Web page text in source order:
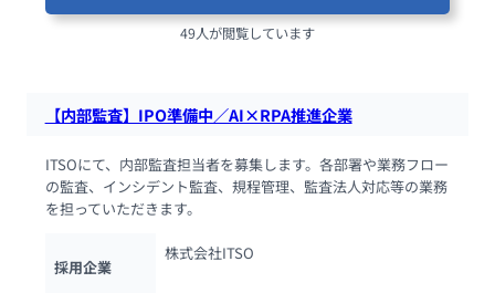
49人が閲覧しています
【内部監査】IPO準備中／AI×RPA推進企業
ITSOにて、内部監査担当者を募集します。各部署や業務フロー
の監査、インシデント監査、規程管理、監査法人対応等の業務
を担っていただきます。
採用企業
株式会社ITSO